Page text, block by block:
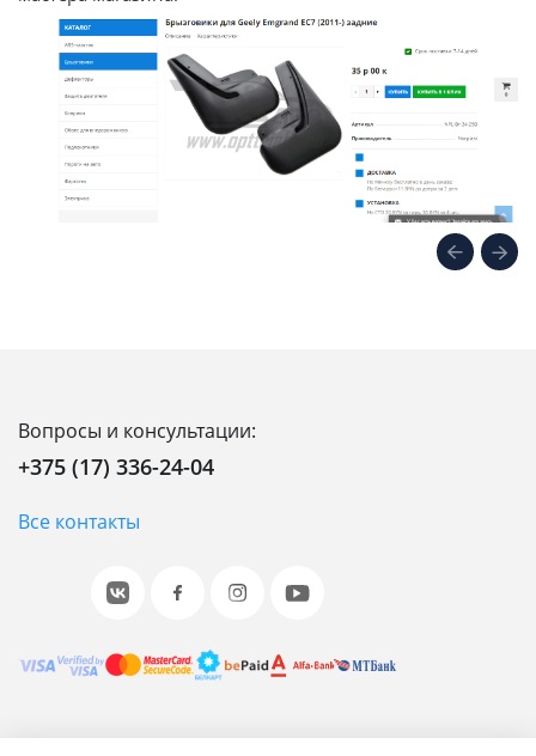
Вопросы и консультации:
+375 (17) 336-24-04
Все контакты